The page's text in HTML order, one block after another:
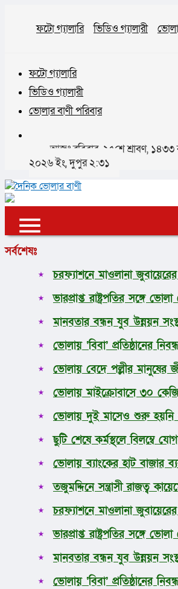
ফটো গ্যালারি ভিডিও গ্যালারী
ফটো গ্যালারি
ভিডিও গ্যালারী
ভোলার বাণী পরিবার
আজঃ রবিবার, ২৫শে শ্রাবণ, ১৪৩৩
২০২৬ ইং, দুপুর ২:৩১
✕✕
প্রচ্ছদ
জাতীয়
আন্তর্জাতিক
অর্থনীতি
রাজনীতি
ধর্ম
লাইফস্টাইল
সোশ্যাল মিডিয়া
বিজ্ঞান ও প্রযুক্তি
সর্বশেষঃ
চরফ্যাশনে মাওলানা
ভারপ্রাপ্ত রাষ্ট্রপতির সঙ্গে
মানবতার বন্ধন যুব উন্নয়ন
ভোলায় ‘বিবা’ প্রতিষ্ঠানের
ভোলায় বেদে পল্লীর মানুষের
ভোলায় মাইক্রোবাসে ৩০
ভোলায় দুই মাসেও শুরু হয়নি
ছুটি শেষে কর্মস্থলে বিলম্বে
ভোলায় ব্যাংকের হাট বাজার
তজুমদ্দিনে সন্ত্রাসী রাজত্ব
চরফ্যাশনে মাওলানা
ভারপ্রাপ্ত রাষ্ট্রপতির সঙ্গে
মানবতার বন্ধন যুব উন্নয়ন
ভোলায় ‘বিবা’ প্রতিষ্ঠানের